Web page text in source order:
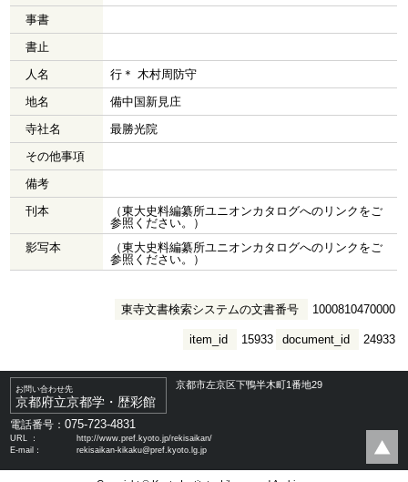
事書
書止
人名
行＊ 木村周防守
地名
備中国新見庄
寺社名
最勝光院
その他事項
備考
刊本
（東大史料編纂所ユニオンカタログへのリンクをご
参照ください。）
影写本
（東大史料編纂所ユニオンカタログへのリンクをご
参照ください。）
東寺文書検索システムの文書番号 1000810470000
document_id 24933
item_id 15933
お問い合わせ先
京都府立京都学・歴彩館
京都市左京区下鴨半木町1番地29
電話番号：075-723-4831
URL ：
http://www.pref.kyoto.jp/rekisaikan/
E-mail：
rekisaikan-kikaku@pref.kyoto.lg.jp